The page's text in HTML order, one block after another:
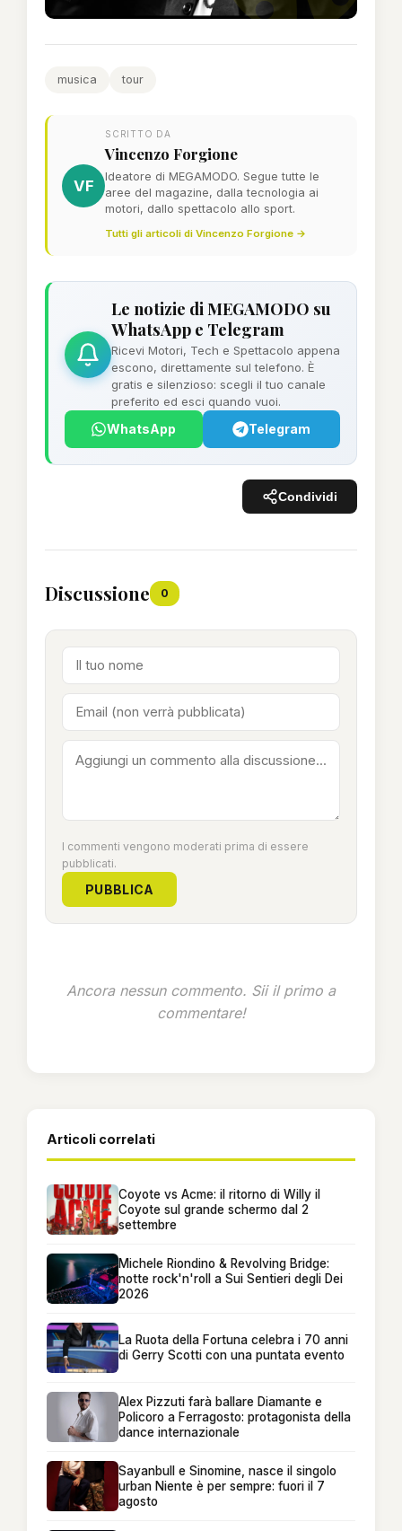
musica tour
VF
SCRITTO DA
Vincenzo Forgione
Ideatore di MEGAMODO. Segue tutte le
aree del magazine, dalla tecnologia ai
motori, dallo spettacolo allo sport.
Tutti gli articoli di Vincenzo Forgione →
Le notizie di MEGAMODO su
WhatsApp e Telegram
Ricevi Motori, Tech e Spettacolo appena
escono, direttamente sul telefono. È
gratis e silenzioso: scegli il tuo canale
preferito ed esci quando vuoi.
WhatsApp Telegram
Condividi
Discussione 0
I commenti vengono moderati prima di essere
pubblicati.
PUBBLICA
Ancora nessun commento. Sii il primo a
commentare!
Articoli correlati
Coyote vs Acme: il ritorno di Willy il
Coyote sul grande schermo dal 2
settembre
Michele Riondino & Revolving Bridge:
notte rock'n'roll a Sui Sentieri degli Dei
2026
La Ruota della Fortuna celebra i 70 anni
di Gerry Scotti con una puntata evento
Alex Pizzuti farà ballare Diamante e
Policoro a Ferragosto: protagonista della
dance internazionale
Sayanbull e Sinomine, nasce il singolo
urban Niente è per sempre: fuori il 7
agosto